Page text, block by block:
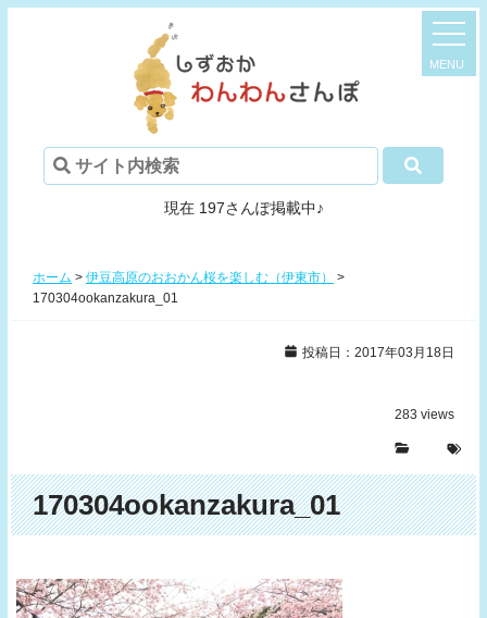
現在 197さんぽ掲載中♪
ホーム > 伊豆高原のおおかん桜を楽しむ（伊東市）
>
170304ookanzakura_01
投稿日：2017年03月18日
283 views
170304ookanzakura_01